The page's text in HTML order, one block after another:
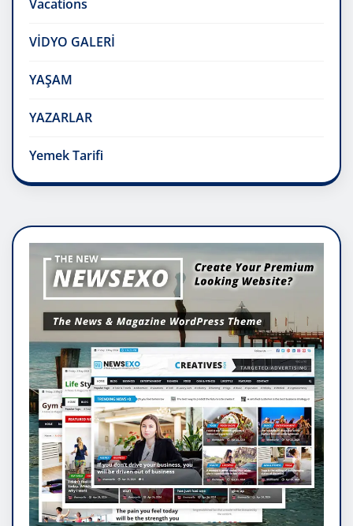
Vacations
VİDYO GALERİ
YAŞAM
YAZARLAR
Yemek Tarifi